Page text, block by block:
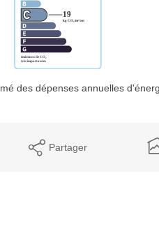
des dépenses annuelles
Partager